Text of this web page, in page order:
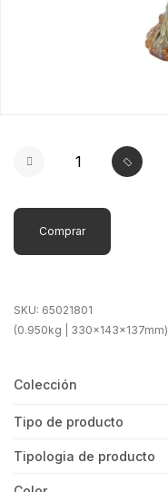
Comprar
SKU: 65021801
(0.950kg | 330x143x137mm)
Colección
Tipo de producto
Tipologia de producto